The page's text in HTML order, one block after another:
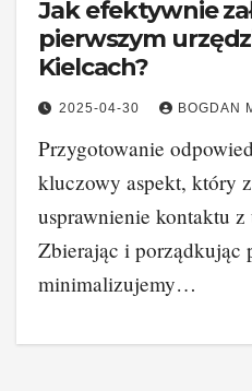
Jak efektywnie
pierwszym
Kielcach?
2025-04-30 BOGDAN
Przygotowanie
kluczowy aspekt, który
usprawnienie kontaktu
Zbierając i porządkując
minimalizujemy…